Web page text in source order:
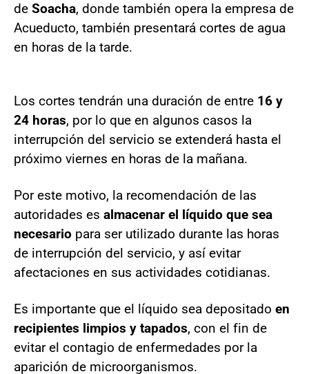
de Soacha, donde también opera la empresa de
Acueducto, también presentará cortes de agua
en horas de la tarde.
Los cortes tendrán una duración de entre 16 y
24 horas, por lo que en algunos casos la
interrupción del servicio se extenderá hasta el
próximo viernes en horas de la mañana.
Por este motivo, la recomendación de las
autoridades es almacenar el líquido que sea
necesario para ser utilizado durante las horas
de interrupción del servicio, y así evitar
afectaciones en sus actividades cotidianas.
Es importante que el líquido sea depositado en
recipientes limpios y tapados, con el fin de
evitar el contagio de enfermedades por la
aparición de microorganismos.